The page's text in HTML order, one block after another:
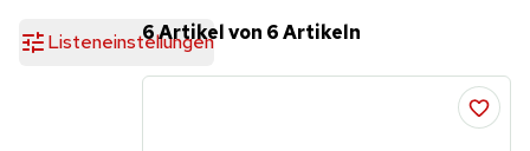
Listeneinstellungen6 Artikel von 6 Artikeln